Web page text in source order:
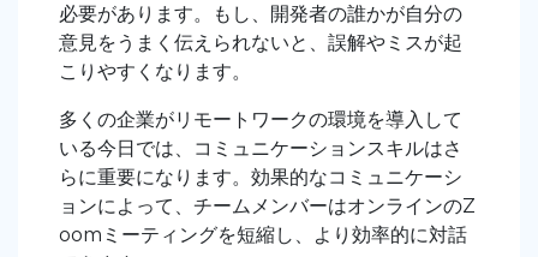
必要があります。もし、開発者の誰かが自分の
意見をうまく伝えられないと、誤解やミスが起
こりやすくなります。
多くの企業がリモートワークの環境を導入して
いる今日では、コミュニケーションスキルはさ
らに重要になります。効果的なコミュニケーシ
ョンによって、チームメンバーはオンラインのZ
oomミーティングを短縮し、より効率的に対話